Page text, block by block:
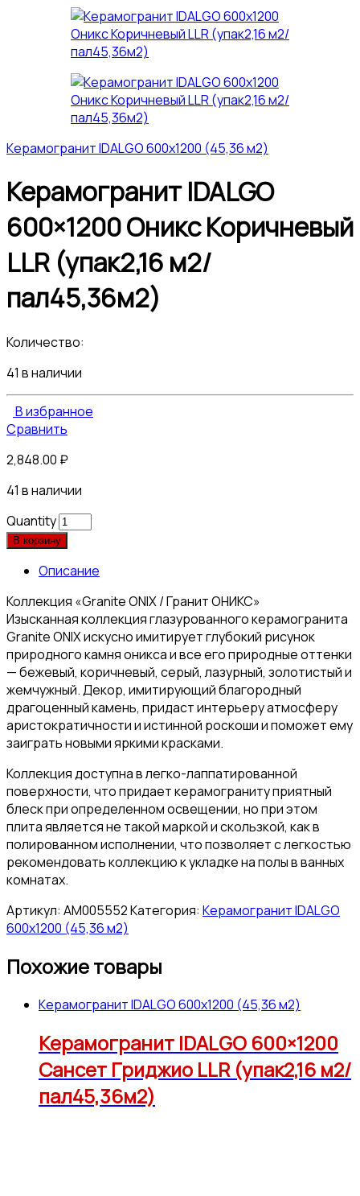
Керамогранит IDALGO 600x1200 (45,36 м2)
Керамогранит IDALGO
600×1200 Оникс Коричневый
LLR (упак2,16 м2/
пал45,36м2)
Количество:
41 в наличии
В избранное
Сравнить
2,848.00 ₽
41 в наличии
Quantity
В корзину
Описание
Коллекция «Granite ONIX / Гранит ОНИКС»
Изысканная коллекция глазурованного керамогранита
Granite ONIX искусно имитирует глубокий рисунок
природного камня оникса и все его природные оттенки
— бежевый, коричневый, серый, лазурный, золотистый и
жемчужный. Декор, имитирующий благородный
драгоценный камень, придаст интерьеру атмосферу
аристократичности и истинной роскоши и поможет ему
заиграть новыми яркими красками.
Коллекция доступна в легко-лаппатированной
поверхности, что придает керамограниту приятный
блеск при определенном освещении, но при этом
плита является не такой маркой и скользкой, как в
полированном исполнении, что позволяет с легкостью
рекомендовать коллекцию к укладке на полы в ванных
комнатах.
Артикул: АМ005552Категория: Керамогранит IDALGO
600x1200 (45,36 м2)
Похожие товары
Керамогранит IDALGO 600x1200 (45,36 м2)
Керамогранит IDALGO 600×1200
Сансет Гриджио LLR (упак2,16 м2/
пал45,36м2)